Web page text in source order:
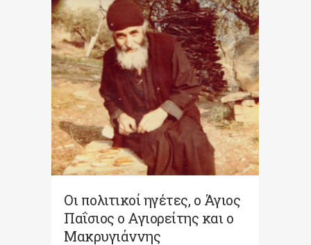
Οι πολιτικοί ηγέτες, ο Άγιος
Παΐσιος ο Αγιορείτης και ο
Μακρυγιάννης